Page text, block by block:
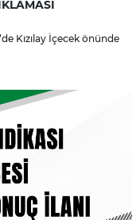
Kızılay İçecek önünde